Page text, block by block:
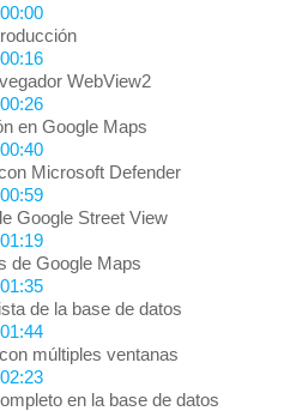
00:00
00:16
WebView2
00:26
en Google Maps
00:40
Microsoft Defender
00:59
Google Street View
01:19
de Google Maps
01:35
de la base de datos
01:44
múltiples ventanas
02:23
en la base de datos